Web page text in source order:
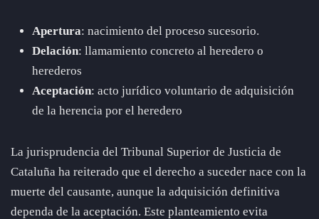
Apertura: nacimiento del proceso sucesorio.
Delación: llamamiento concreto al heredero o
herederos
Aceptación: acto jurídico voluntario de adquisición
de la herencia por el heredero
La jurisprudencia del Tribunal Superior de Justicia de
Cataluña ha reiterado que el derecho a suceder nace con la
muerte del causante, aunque la adquisición definitiva
dependa de la aceptación. Este planteamiento evita